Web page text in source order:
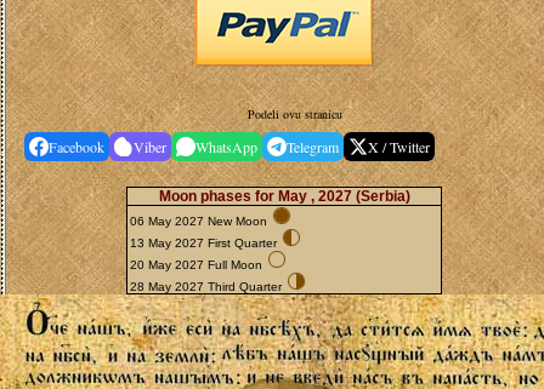
Podeli ovu stranicu
Facebook Viber WhatsApp Telegram X / Twitter
Moon phases for May , 2027 (Serbia)
06 May 2027 New Moon
13 May 2027 First Quarter
20 May 2027 Full Moon
28 May 2027 Third Quarter